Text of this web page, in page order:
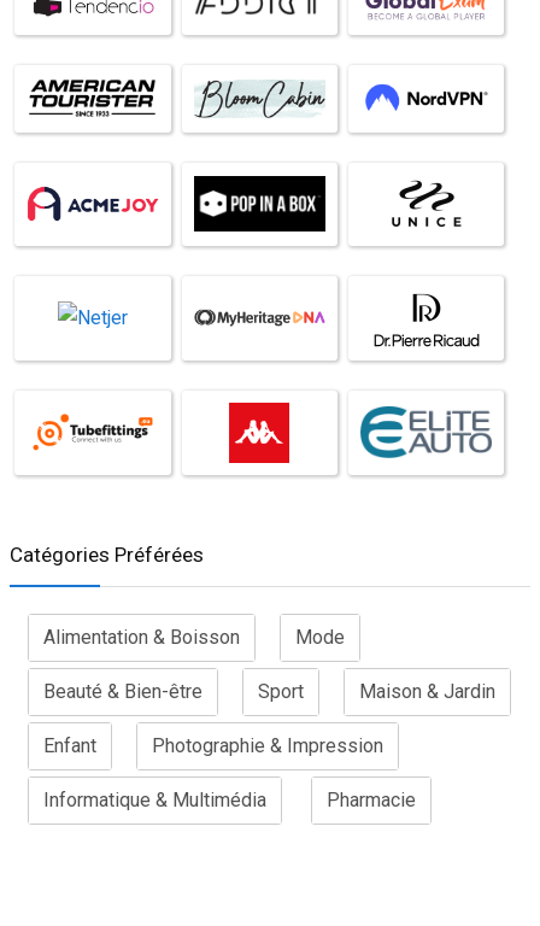
Catégories Préférées
Alimentation & Boisson Mode
Beauté & Bien-être Sport Maison & Jardin
Enfant Photographie & Impression
Informatique & Multimédia Pharmacie